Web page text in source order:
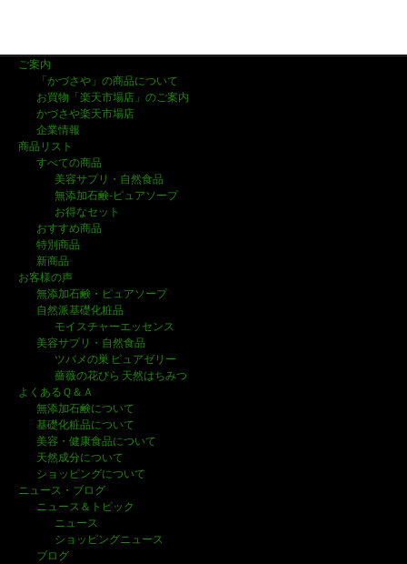
ご案内
「かづさや」の商品について
お買物「楽天市場店」のご案内
かづさや楽天市場店
企業情報
商品リスト
すべての商品
美容サプリ・自然食品
無添加石鹸-ピュアソープ
お得なセット
おすすめ商品
特別商品
新商品
お客様の声
無添加石鹸・ピュアソープ
自然派基礎化粧品
モイスチャーエッセンス
美容サプリ・自然食品
ツバメの巣 ピュアゼリー
薔薇の花びら 天然はちみつ
よくあるＱ＆Ａ
無添加石鹸について
基礎化粧品について
美容・健康食品について
天然成分について
ショッピングについて
ニュース・ブログ
ニュース＆トピック
ニュース
ショッピングニュース
ブログ